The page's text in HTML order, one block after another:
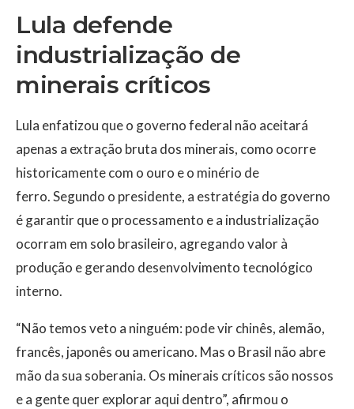
Lula defende
industrialização de
minerais críticos
Lula enfatizou que o governo federal não aceitará
apenas a extração bruta dos minerais, como ocorre
historicamente com o ouro e o minério de
ferro. Segundo o presidente, a estratégia do governo
é garantir que o processamento e a industrialização
ocorram em solo brasileiro, agregando valor à
produção e gerando desenvolvimento tecnológico
interno.
“Não temos veto a ninguém: pode vir chinês, alemão,
francês, japonês ou americano. Mas o Brasil não abre
mão da sua soberania. Os minerais críticos são nossos
e a gente quer explorar aqui dentro”, afirmou o